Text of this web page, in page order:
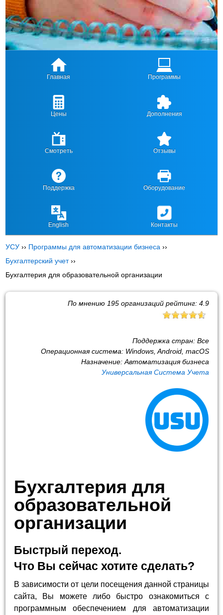
Главная Программы
Цены Дополнения
Смотреть Отзывы
Поддержка Оборудование
English Контакты
УСУ ›› Программы для автоматизации бизнеса ››
Бухгалтерский учет››
Бухгалтерия для образовательной организации
По мнению 195организаций рейтинг: 4.9
Поддержка стран: Все
Операционная система: Windows, Android, macOS
Назначение: Автоматизация бизнеса
Универсальная Система Учета
Бухгалтерия для
образовательной
организации
Быстрый переход.
Что Вы сейчас хотите сделать?
В зависимости от цели посещения данной страницы
сайта, Вы можете либо быстро ознакомиться с
программным обеспечением для автоматизации